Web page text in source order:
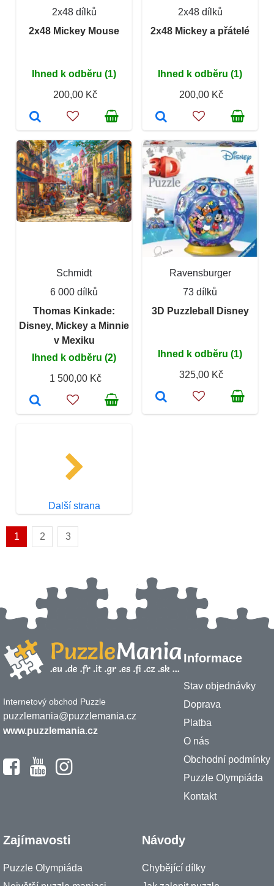
2x48 dílků
2x48 Mickey Mouse
Ihned k odběru (1)
200,00 Kč
2x48 dílků
2x48 Mickey a přátelé
Ihned k odběru (1)
200,00 Kč
Schmidt
6 000 dílků
Thomas Kinkade:
Disney, Mickey a Minnie
v Mexiku
Ihned k odběru (2)
1 500,00 Kč
Ravensburger
73 dílků
3D Puzzleball Disney
Ihned k odběru (1)
325,00 Kč
Další strana
1 2 3
Internetový obchod Puzzle
puzzlemania@puzzlemania.cz
www.puzzlemania.cz
Informace
Stav objednávky
Doprava
Platba
O nás
Obchodní podmínky
Puzzle Olympiáda
Kontakt
Zajímavosti
Puzzle Olympiáda
Návody
Chybějící dílky